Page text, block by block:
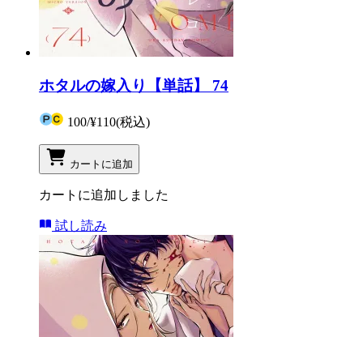
ホタルの嫁入り【単話】 74
100/¥110(税込)
カートに追加
カートに追加しました
試し読み